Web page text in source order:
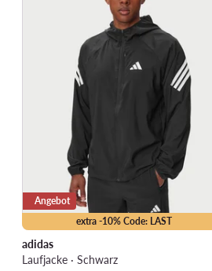
extra -10% Code: LAST
Angebot
adidas
Laufjacke · Schwarz